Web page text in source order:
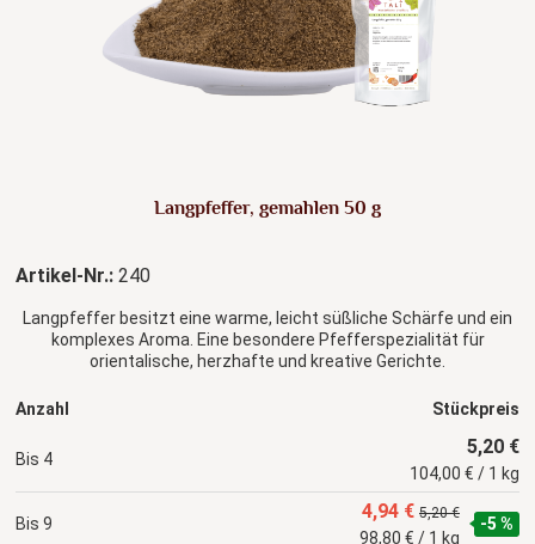
Langpfeffer, gemahlen 50 g
Artikel-Nr.: 240
Langpfeffer besitzt eine warme, leicht süßliche Schärfe und ein
komplexes Aroma. Eine besondere Pfefferspezialität für
orientalische, herzhafte und kreative Gerichte.
Anzahl Stückpreis
Bis 4
5,20 €
104,00 € / 1 kg
Bis 9
4,94 € 5,20 €
98,80 € / 1 kg
-5 %